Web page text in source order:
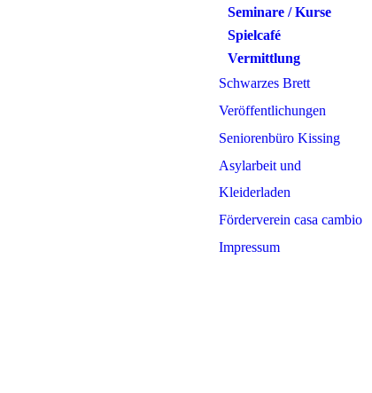
Seminare / Kurse
Spielcafé
Vermittlung
Schwarzes Brett
Veröffentlichungen
Seniorenbüro Kissing
Asylarbeit und
Kleiderladen
Förderverein casa cambio
Impressum